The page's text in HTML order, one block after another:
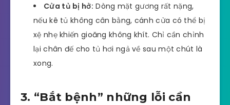
Cửa tủ bị hở: Dòng mặt gương rất nặng,
nếu kê tủ không cân bằng, cánh cửa có thể bị
xệ nhẹ khiến gioăng không khít. Chỉ cần chỉnh
lại chân đế cho tủ hơi ngả về sau một chút là
xong.
3. “Bắt bệnh” những lỗi cần